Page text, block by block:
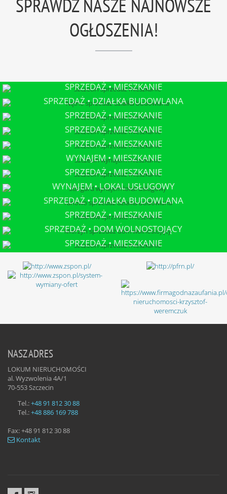
OGŁOSZENIA!
SPRZEDAŻ • MIESZKANIE
SZCZECIN
SPRZEDAŻ • DZIAŁKA BUDOWLANA
NĘTNO
SPRZEDAŻ • MIESZKANIE
SZCZECIN
SPRZEDAŻ • MIESZKANIE
SZCZECIN
SPRZEDAŻ • MIESZKANIE
SZCZECIN
WYNAJEM • MIESZKANIE
SZCZECIN
SPRZEDAŻ • MIESZKANIE
SZCZECIN
WYNAJEM • LOKAL USŁUGOWY
STARGARD
SPRZEDAŻ • DZIAŁKA BUDOWLANA
TANOWO
SPRZEDAŻ • MIESZKANIE
DZIWNÓW
SPRZEDAŻ • DOM WOLNOSTOJĄCY
MIERZYN
SPRZEDAŻ • MIESZKANIE
SZCZECIN
NASZ ADRES
LOKUM NIERUCHOMOŚCI
al. Wyzwolenia 4A/1
70-553Szczecin
Tel.:+48 91 812 30 88
Tel.:+48 886 169 788
Fax:+48 91 812 30 88
Kontakt